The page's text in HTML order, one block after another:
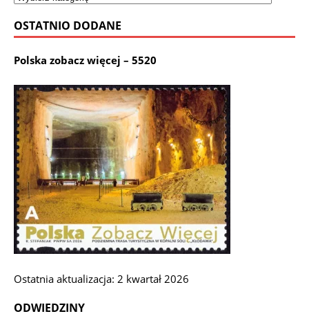
OSTATNIO DODANE
Polska zobacz więcej – 5520
Ostatnia aktualizacja: 2 kwartał 2026
ODWIEDZINY